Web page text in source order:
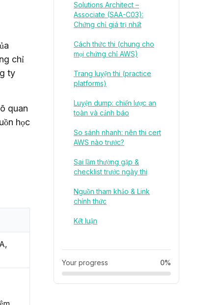
chỉ
ty
quan
học
Solutions Architect –
Associate (SAA-C03):
Chứng chỉ giá trị nhất
Cách thức thi (chung cho
mọi chứng chỉ AWS)
Trang luyện thi (practice
platforms)
Luyện dump: chiến lược an
toàn và cảnh báo
So sánh nhanh: nên thi cert
AWS nào trước?
Sai lầm thường gặp &
checklist trước ngày thi
Nguồn tham khảo & Link
chính thức
Kết luận
Your progress 0%